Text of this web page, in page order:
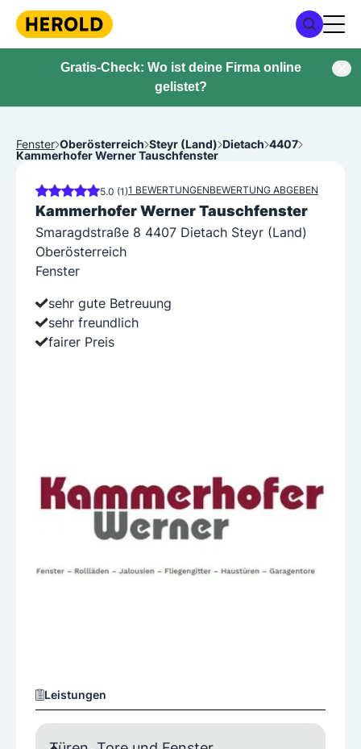
Gratis-Check: Wo ist deine Firma online
gelistet?
Fenster Oberösterreich Steyr (Land) Dietach 4407
Kammerhofer Werner Tauschfenster
5.0 (1)1 BEWERTUNGENBEWERTUNG ABGEBEN
Kammerhofer Werner Tauschfenster
Smaragdstraße 8 4407 Dietach Steyr (Land)
Oberösterreich
Fenster
sehr gute Betreuung
sehr freundlich
fairer Preis
Leistungen